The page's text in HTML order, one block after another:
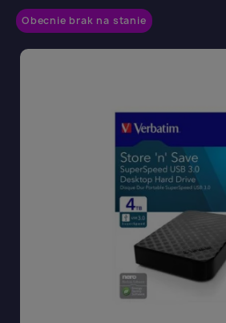
Obecnie brak na stanie